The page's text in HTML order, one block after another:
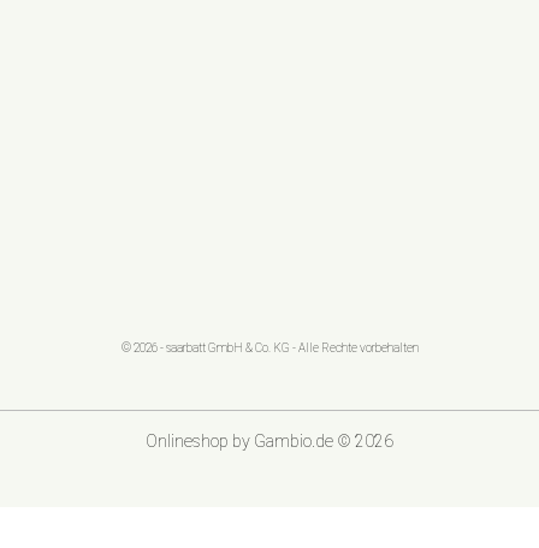
© 2026 - saarbatt GmbH & Co. KG - Alle Rechte vorbehalten
Onlineshop by Gambio.de © 2026